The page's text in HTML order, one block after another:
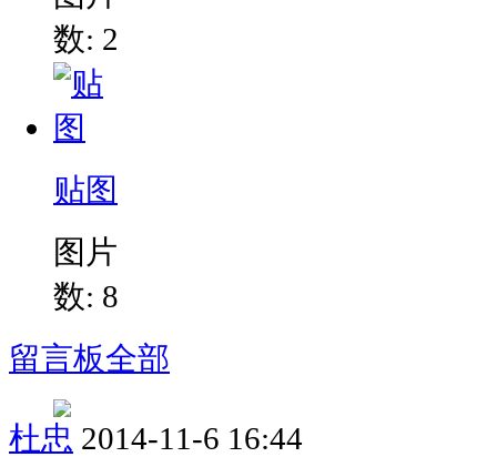
数: 2
贴图
图片
数: 8
留言板全部
杜忠 2014-11-6 16:44